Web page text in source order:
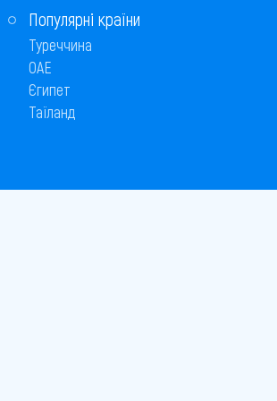
Популярні країни
Туреччина
ОАЕ
Єгипет
Таїланд